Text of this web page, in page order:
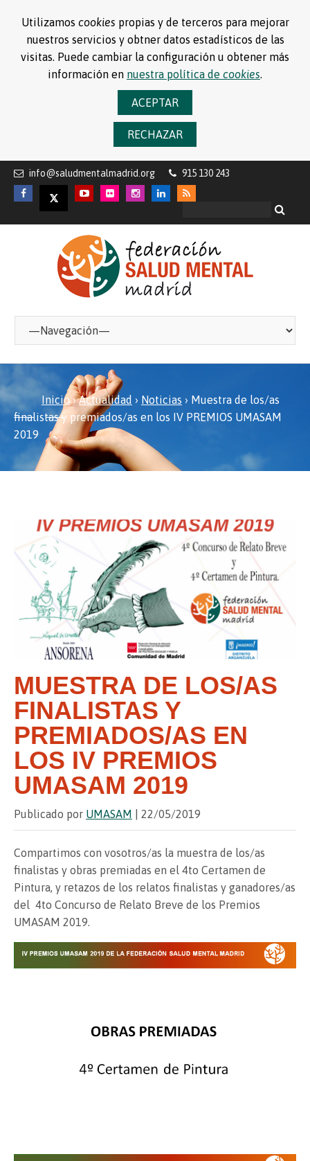
Utilizamos cookies propias y de terceros para mejorar
nuestros servicios y obtner datos estadísticos de las
visitas. Puede cambiar la configuración u obtener más
información en nuestra política de cookies.
ACEPTAR
RECHAZAR
info@saludmentalmadrid.org 915 130 243
Inicio›Actualidad › Noticias › Muestra de los/as
finalistas y premiados/as en los IV PREMIOS UMASAM
2019
MUESTRA DE LOS/AS
FINALISTAS Y
PREMIADOS/AS EN
LOS IV PREMIOS
UMASAM 2019
Publicado por UMASAM | 22/05/2019
Compartimos con vosotros/as la muestra de los/as
finalistas y obras premiadas en el 4to Certamen de
Pintura, y retazos de los relatos finalistas y ganadores/as
del 4to Concurso de Relato Breve de los Premios
UMASAM 2019.